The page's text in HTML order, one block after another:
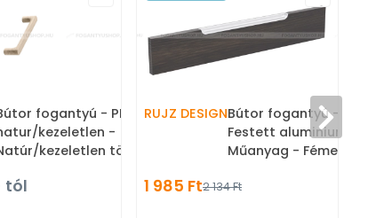
fogantyú - PINTA
kezeletlen -
kezeletlen tölgy 051 -
méretben elérhető
tól
RUJZ DESIGNBútor fogantyú - u11
Festett aluminium
Műanyag - Fémes
1 985 Ft2 134 Ft